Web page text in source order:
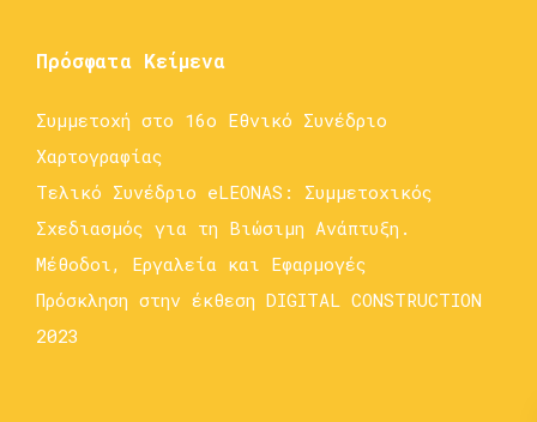
Πρόσφατα Κείμενα
Συμμετοχή στο 16ο Εθνικό Συνέδριο
Χαρτογραφίας
Τελικό Συνέδριο eLEONAS: Συμμετοχικός
Σχεδιασμός για τη Βιώσιμη Ανάπτυξη.
Μέθοδοι, Εργαλεία και Εφαρμογές
Πρόσκληση στην έκθεση DIGITAL CONSTRUCTION
2023